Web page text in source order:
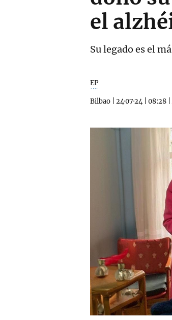
el
Su legado es el
EP
Bilbao 24·07·24 08:28 |